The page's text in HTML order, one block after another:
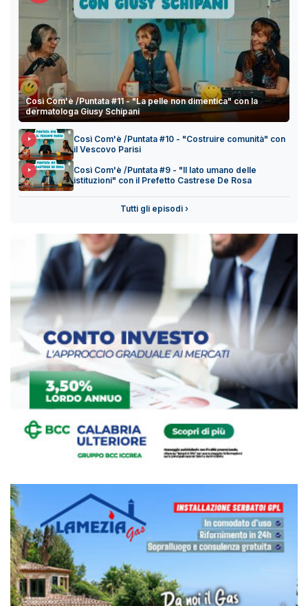
Così Com'è /Puntata #11 - "La pelle non dimentica" con la
dermatologa Giusy Schipani
Così Com'è /Puntata #10 - "Costruire comunità" con
il Vescovo Parisi
Così Com'è /Puntata #9 - "Il lato umano delle
istituzioni" con il Prefetto Castrese De Rosa
Tutti gli episodi ›